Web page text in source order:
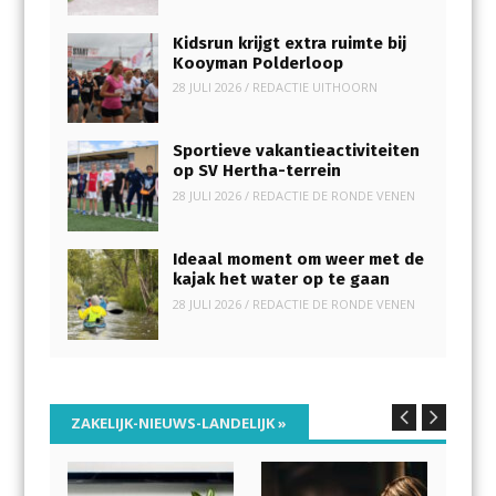
Kidsrun krijgt extra ruimte bij
Kooyman Polderloop
28 JULI 2026/ REDACTIE UITHOORN
Sportieve vakantieactiviteiten
op SV Hertha-terrein
28 JULI 2026/ REDACTIE DE RONDE VENEN
Ideaal moment om weer met de
kajak het water op te gaan
28 JULI 2026/ REDACTIE DE RONDE VENEN
ZAKELIJK-NIEUWS-LANDELIJK»